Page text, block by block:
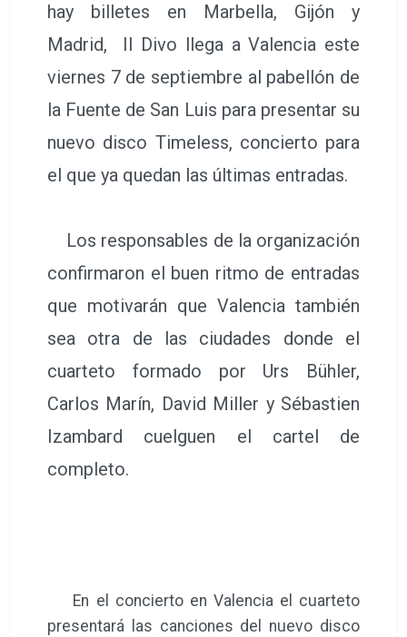
hay billetes en Marbella, Gijón y
Madrid, Il Divo llega a Valencia este
viernes 7 de septiembre al pabellón de
la Fuente de San Luis para presentar su
nuevo disco Timeless, concierto para
el que ya quedan las últimas entradas.
Los responsables de la organización
confirmaron el buen ritmo de entradas
que motivarán que Valencia también
sea otra de las ciudades donde el
cuarteto formado por Urs Bühler,
Carlos Marín, David Miller y Sébastien
Izambard cuelguen el cartel de
completo.
En el concierto en Valencia el cuarteto
presentará las canciones del nuevo disco